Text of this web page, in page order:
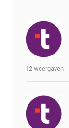
12 weergaven